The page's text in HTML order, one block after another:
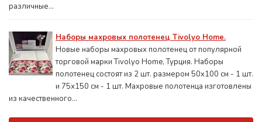
различные...
Наборы махровых полотенец Tivolyo Home.
Новые наборы махровых полотенец от популярной
торговой марки Tivolyo Home, Турция. Наборы
полотенец состоят из 2 шт. размером 50x100 см - 1 шт.
и 75х150 см - 1 шт. Махровые полотенца изготовлены
из качественного...